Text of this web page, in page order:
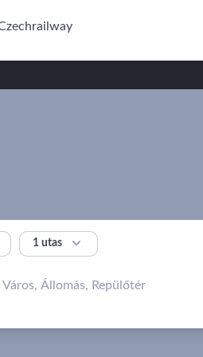
1 utas 